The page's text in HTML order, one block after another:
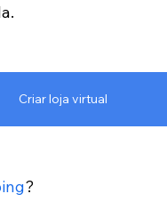
Criar loja virtual
?